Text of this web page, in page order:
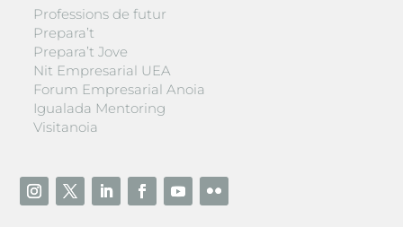
Professions de futur
Prepara’t
Prepara’t Jove
Nit Empresarial UEA
Forum Empresarial Anoia
Igualada Mentoring
Visitanoia